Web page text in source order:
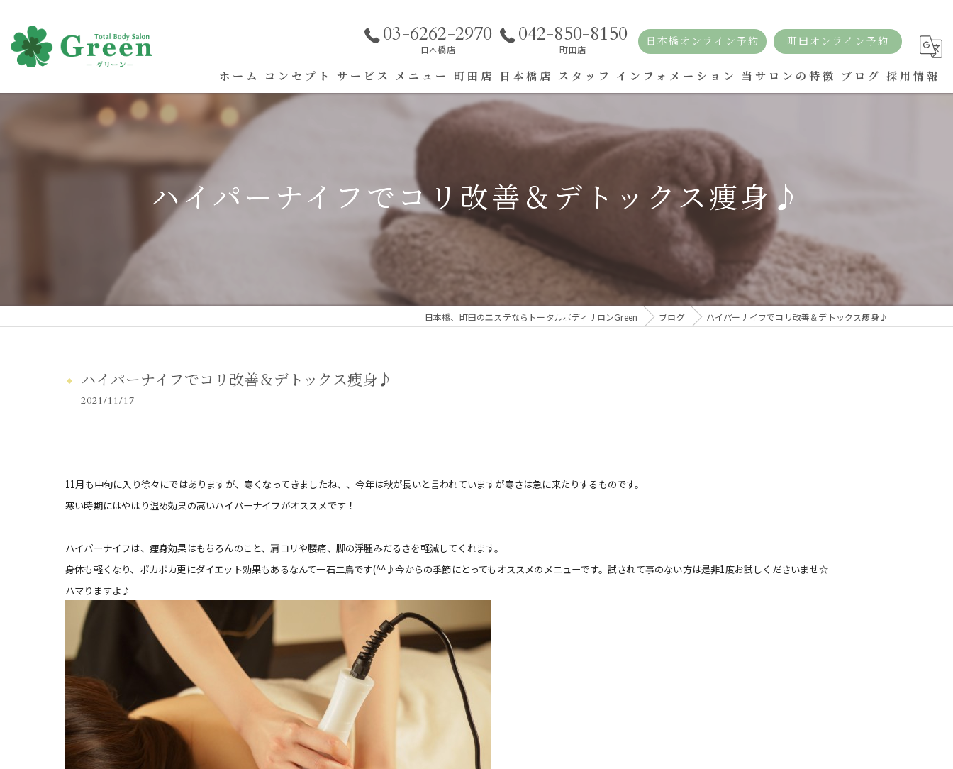
03-6262-2970
日本橋店
042-850-8150
町田店
日本橋オンライン予約 町田オンライン予約
ホーム コンセプト サービス メニュー
エステ
町田店 日本橋店 スタッフ インフォメーション 当サロンの特徴
痩身
リンパ
アロマ
ボディケア
ドライヘッドスパ
ブログ 採用情報
ハイパーナイフでコリ改善＆デトックス痩身♪
日本橋、町田のエステならトータルボディサロンGreen ブログ ハイパーナイフでコリ改善＆デトックス痩身♪
ハイパーナイフでコリ改善＆デトックス痩身♪
2021/11/17
11月も中旬に入り徐々にではありますが、寒くなってきましたね、、今年は秋が長いと言われていますが寒さは急に来たりするものです。
寒い時期にはやはり温め効果の高いハイパーナイフがオススメです！
ハイパーナイフは、痩身効果はもちろんのこと、肩コリや腰痛、脚の浮腫みだるさを軽減してくれます。
身体も軽くなり、ポカポカ更にダイエット効果もあるなんて一石二鳥です(^^♪今からの季節にとってもオススメのメニューです。試されて事のない方は是非1度お試しくださいませ☆
ハマりますよ♪